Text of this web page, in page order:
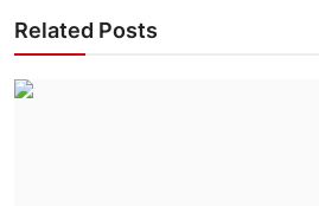
Related Posts